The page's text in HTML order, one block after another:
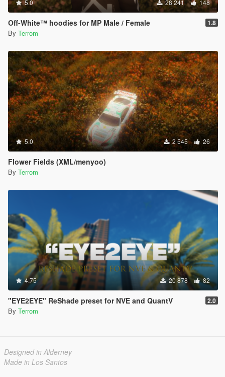
5.0 28 241 148
Off-White™ hoodies for MP Male / Female 1.8
By Terrom
5.0 2 545 26
Flower Fields (XML/menyoo)
By Terrom
4.75 20 878 82
"EYE2EYE" ReShade preset for NVE and QuantV 2.0
By Terrom
Designed in Alderney
Made in Los Santos